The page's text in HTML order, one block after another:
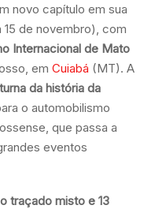
novo capítulo em sua
15 de novembro), com
Internacional de Mato
em Cuiabá (MT). A
da história da
o automobilismo
que passa a
eventos
traçado misto e 13